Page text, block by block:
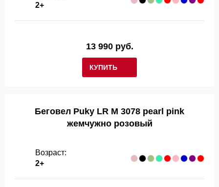
2+
КУПИТЬ
13 990 руб.
Беговел Puky LR M 3078 pearl pink
жемчужно розовый
Возраст:
2+